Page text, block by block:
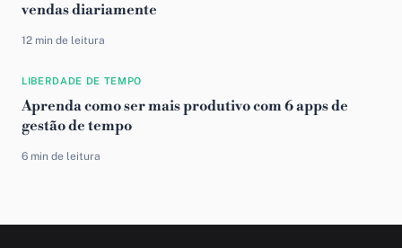
vendas diariamente
12 min de leitura
LIBERDADE DE TEMPO
Aprenda como ser mais produtivo com 6 apps de
gestão de tempo
6 min de leitura